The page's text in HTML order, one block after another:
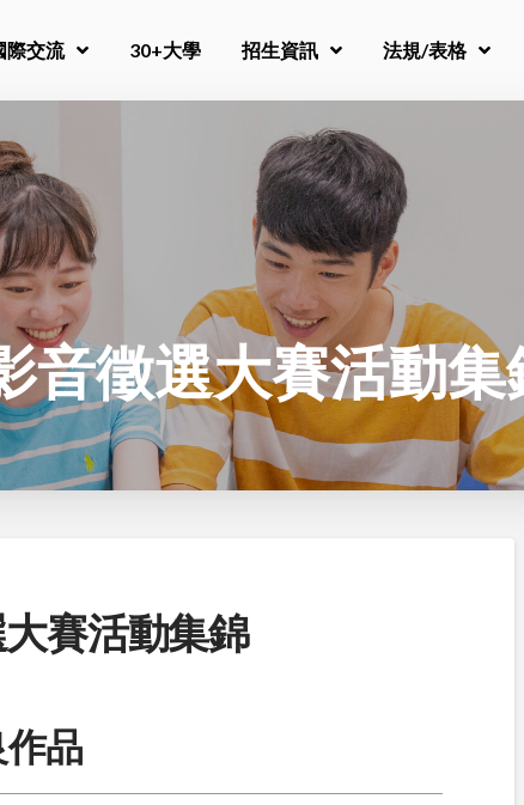
際交流 30+大學 招生資訊 法規/表格
音徵選大賽活動集
賽活動集錦
品